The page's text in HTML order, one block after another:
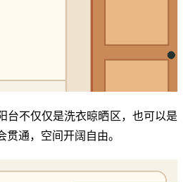
台不仅仅是洗衣晾晒区，也可以是
通，空间开阔自由。